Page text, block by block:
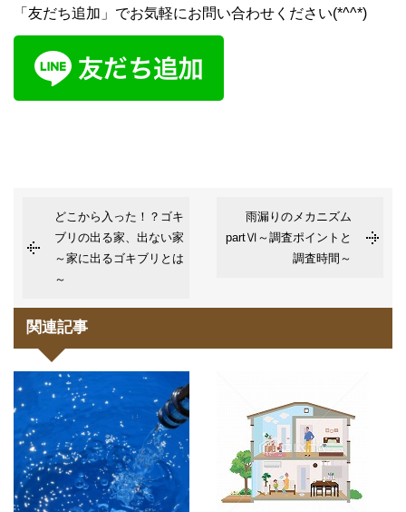
「友だち追加」でお気軽にお問い合わせください(*^^*)
どこから入った！？ゴキ
ブリの出る家、出ない家
～家に出るゴキブリとは
～
雨漏りのメカニズム
partⅥ～調査ポイントと
調査時間～
関連記事